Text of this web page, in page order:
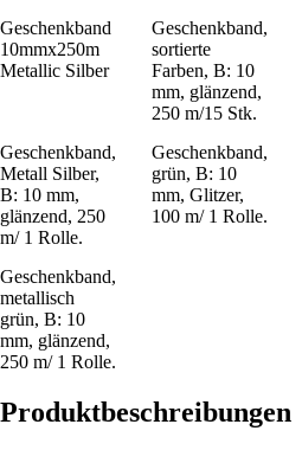
Geschenkband
10mmx250m
Metallic Silber
Geschenkband,
sortierte
Farben, B: 10
mm, glänzend,
250 m/15 Stk.
Geschenkband,
Metall Silber,
B: 10 mm,
glänzend, 250
m/ 1 Rolle.
Geschenkband,
grün, B: 10
mm, Glitzer,
100 m/ 1 Rolle.
Geschenkband,
metallisch
grün, B: 10
mm, glänzend,
250 m/ 1 Rolle.
Produktbeschreibungen